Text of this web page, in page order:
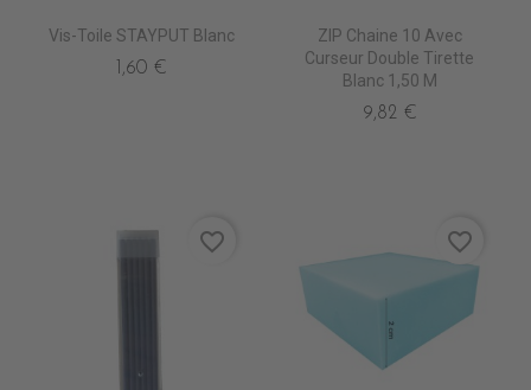
Vis-Toile STAYPUT Blanc
1,60 €
ZIP Chaine 10 Avec
Curseur Double Tirette
Blanc 1,50 M
9,82 €
favorite_border favorite_border